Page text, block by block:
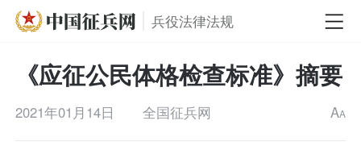
兵役法律法规
《应征公民体格检查标准》摘要
2021年01月14日 全国征兵网 AA